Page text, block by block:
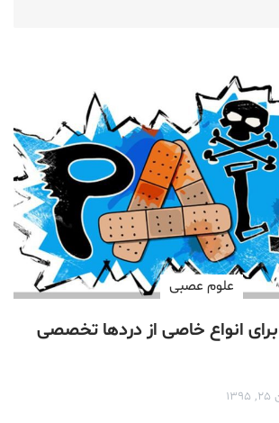
علوم عصبی
انواع خاصی از دردها تخصصی‌